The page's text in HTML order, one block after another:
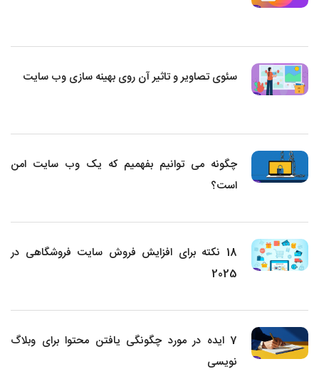
سئوی تصاویر و تاثیر آن روی بهینه سازی وب سایت
چگونه می توانیم بفهمیم که یک وب سایت امن
است؟
18 نکته برای افزایش فروش سایت فروشگاهی در
2025
7 ایده در مورد چگونگی یافتن محتوا برای وبلاگ
نویسی